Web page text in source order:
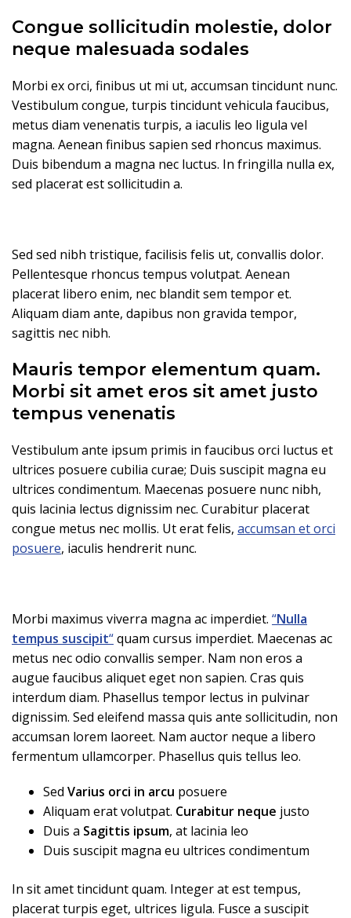
Congue sollicitudin molestie, dolor
neque malesuada sodales
Morbi ex orci, finibus ut mi ut, accumsan tincidunt nunc.
Vestibulum congue, turpis tincidunt vehicula faucibus,
metus diam venenatis turpis, a iaculis leo ligula vel
magna. Aenean finibus sapien sed rhoncus maximus.
Duis bibendum a magna nec luctus. In fringilla nulla ex,
sed placerat est sollicitudin a.
Sed sed nibh tristique, facilisis felis ut, convallis dolor.
Pellentesque rhoncus tempus volutpat. Aenean
placerat libero enim, nec blandit sem tempor et.
Aliquam diam ante, dapibus non gravida tempor,
sagittis nec nibh.
Mauris tempor elementum quam.
Morbi sit amet eros sit amet justo
tempus venenatis
Vestibulum ante ipsum primis in faucibus orci luctus et
ultrices posuere cubilia curae; Duis suscipit magna eu
ultrices condimentum. Maecenas posuere nunc nibh,
quis lacinia lectus dignissim nec. Curabitur placerat
congue metus nec mollis. Ut erat felis, accumsan et orci
posuere, iaculis hendrerit nunc.
Morbi maximus viverra magna ac imperdiet. “Nulla
tempus suscipit“quam cursus imperdiet. Maecenas ac
metus nec odio convallis semper. Nam non eros a
augue faucibus aliquet eget non sapien. Cras quis
interdum diam. Phasellus tempor lectus in pulvinar
dignissim. Sed eleifend massa quis ante sollicitudin, non
accumsan lorem laoreet. Nam auctor neque a libero
fermentum ullamcorper. Phasellus quis tellus leo.
Sed Varius orci in arcu posuere
Aliquam erat volutpat. Curabitur neque justo
Duis a Sagittis ipsum, at lacinia leo
Duis suscipit magna eu ultrices condimentum
In sit amet tincidunt quam. Integer at est tempus,
placerat turpis eget, ultrices ligula. Fusce a suscipit